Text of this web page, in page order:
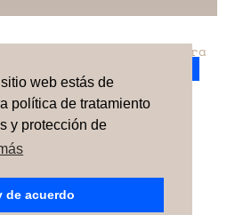
web estás de
política de tratamiento
y protección de
de acuerdo
el servicio perfecto para
SOBRE NOSOTROS
UNITED KINGDOM